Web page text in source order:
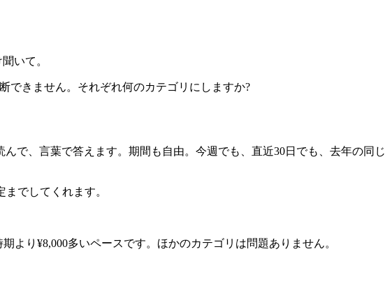
いて。
できません。それぞれ何のカテゴリにしますか?
で、言葉で答えます。期間も自由。今週でも、直近30日でも、去年の同じ
でしてくれます。
より¥8,000多いペースです。ほかのカテゴリは問題ありません。